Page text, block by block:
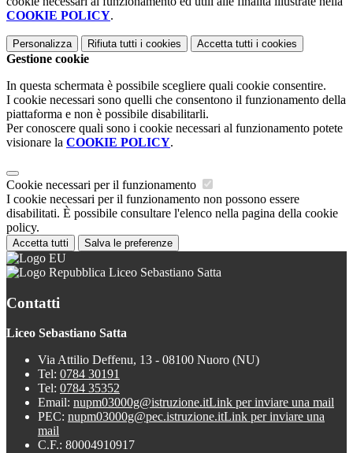
COOKIE POLICY.
Personalizza Rifiuta tutti i cookies Accetta tutti i cookies
Gestione cookie
In questa schermata è possibile scegliere quali cookie consentire.
I cookie necessari sono quelli che consentono il funzionamento della
piattaforma e non è possibile disabilitarli.
Per conoscere quali sono i cookie necessari al funzionamento potete
visionare la COOKIE POLICY.
Cookie necessari per il funzionamento
I cookie necessari per il funzionamento non possono essere
disabilitati. È possibile consultare l'elenco nella pagina della cookie
policy.
Accetta tutti Salva le preferenze
Liceo Sebastiano Satta
Contatti
Liceo Sebastiano Satta
Via Attilio Deffenu, 13 - 08100 Nuoro (NU)
Tel: 0784 30191
Tel: 0784 35352
Email: nupm03000g@istruzione.itLink per inviare una mail
PEC: nupm03000g@pec.istruzione.itLink per inviare una
mail
C.F.: 80004910917